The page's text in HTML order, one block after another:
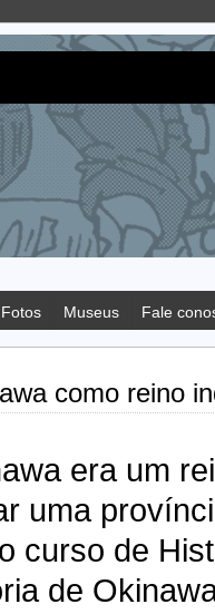
Fotos Museus Fale
como reino
era um
uma
curso de
de